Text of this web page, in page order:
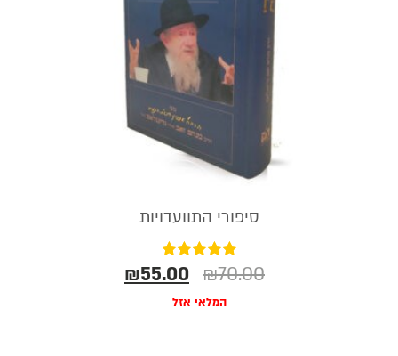
סיפורי התוועדויות
דורג
5.00
מתוך 5
₪70.00
₪55.00
המלאי אזל